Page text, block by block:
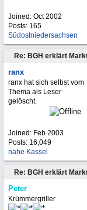
Joined: Oct 2002
Posts: 165
Südostniedersachsen
Re: BGH erklärt
ranx
ranx hat sich selbst vom
Thema als Leser
gelöscht.
Joined: Feb 2003
Posts: 16,049
nähe Kassel
Re: BGH erklärt
Peter
Krümmergriller